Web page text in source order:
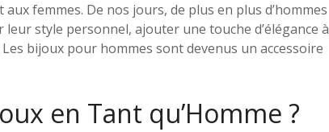
femmes. De nos jours, de plus en plus d’hommes
style personnel, ajouter une touche d’élégance à
bijoux pour hommes sont devenus un accessoire
en Tant qu’Homme ?